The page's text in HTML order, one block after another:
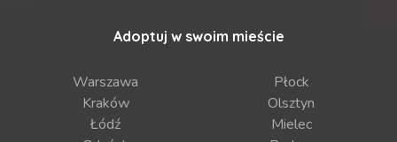
Adoptuj w swoim mieście
Warszawa
Kraków
Łódź
Płock
Olsztyn
Mielec